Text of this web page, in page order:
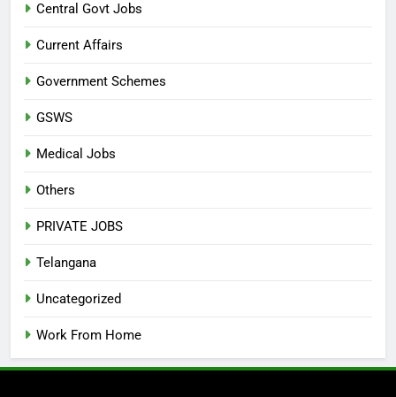
Central Govt Jobs
Current Affairs
Government Schemes
GSWS
Medical Jobs
Others
PRIVATE JOBS
Telangana
Uncategorized
Work From Home